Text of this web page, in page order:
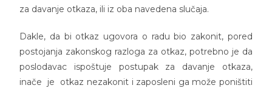
za davanje otkaza, ili iz oba navedena slučaja.
Dakle, da bi otkaz ugovora o radu bio zakonit, pored
postojanja zakonskog razloga za otkaz, potrebno je da
poslodavac ispoštuje postupak za davanje otkaza,
inače je otkaz nezakonit i zaposleni ga može poništiti